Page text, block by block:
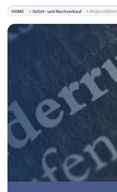
HOME Sofort- und Nachverkauf